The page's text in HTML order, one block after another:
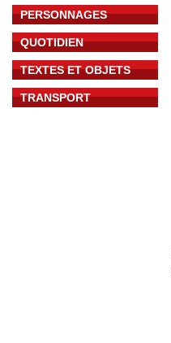
PERSONNAGES
QUOTIDIEN
TEXTES ET OBJETS
TRANSPORT